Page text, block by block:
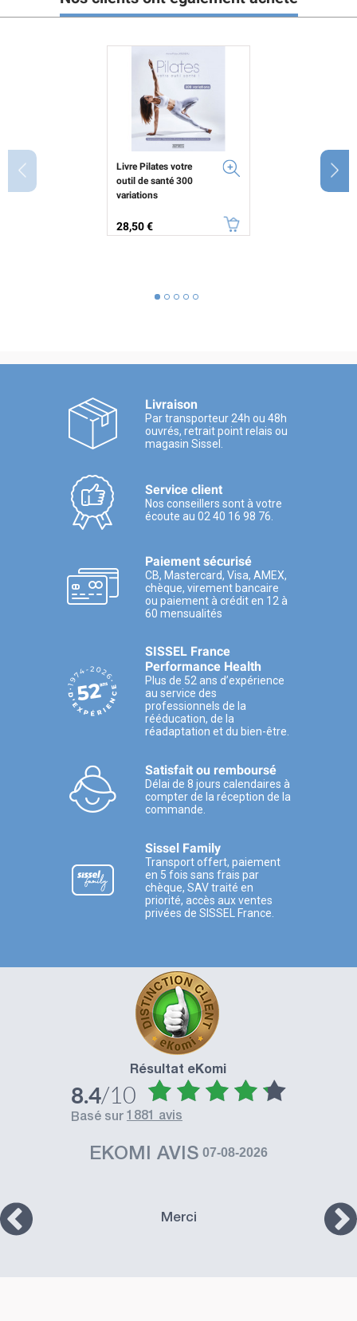
Livre Pilates votre
outil de santé 300
variations
Prix
28,50 €
Livraison
Par transporteur 24h ou 48h
ouvrés, retrait point relais ou
magasin Sissel.
Service client
Nos conseillers sont à votre
écoute au 02 40 16 98 76.
Paiement sécurisé
CB, Mastercard, Visa, AMEX,
chèque, virement bancaire
ou paiement à crédit en 12 à
60 mensualités
SISSEL France
Performance Health
Plus de 52 ans d’expérience
au service des
professionnels de la
rééducation, de la
réadaptation et du bien-être.
Satisfait ou remboursé
Délai de 8 jours calendaires à
compter de la réception de la
commande.
Sissel Family
Transport offert, paiement
en 5 fois sans frais par
chèque, SAV traité en
priorité, accès aux ventes
privées de SISSEL France.
Résultat eKomi
8.4/10
basé sur 1881 avis
EKOMI AVIS 07-08-2026
Merci